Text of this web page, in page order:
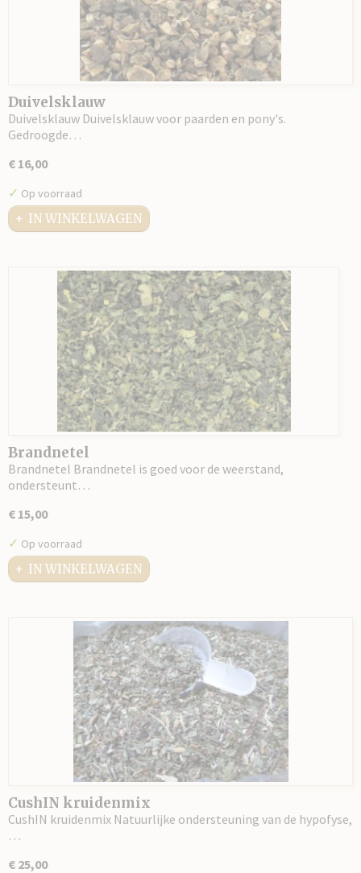
Duivelsklauw
Duivelsklauw Duivelsklauw voor paarden en pony's.
Gedroogde…
€ 16,00
✓ Op voorraad
IN WINKELWAGEN
Brandnetel
Brandnetel Brandnetel is goed voor de weerstand,
ondersteunt…
€ 15,00
✓ Op voorraad
IN WINKELWAGEN
CushIN kruidenmix
CushIN kruidenmix Natuurlijke ondersteuning van de hypofyse,
…
€ 25,00